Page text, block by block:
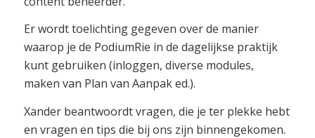
Er wordt toelichting gegeven over de manier
waarop je de PodiumRie in de dagelijkse praktijk
kunt gebruiken (inloggen, diverse modules,
maken van Plan van Aanpak ed.).
Xander beantwoordt vragen, die je ter plekke hebt
en vragen en tips die bij ons zijn binnengekomen.